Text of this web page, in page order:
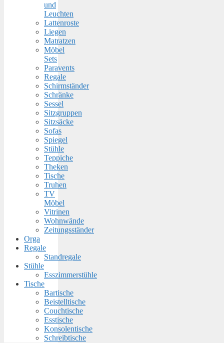
und
Leuchten
Lattenroste
Liegen
Matratzen
Möbel
Sets
Paravents
Regale
Schirmständer
Schränke
Sessel
Sitzgruppen
Sitzsäcke
Sofas
Spiegel
Stühle
Teppiche
Theken
Tische
Truhen
TV
Möbel
Vitrinen
Wohnwände
Zeitungsständer
Orga
Regale
Standregale
Stühle
Esszimmerstühle
Tische
Bartische
Beistelltische
Couchtische
Esstische
Konsolentische
Schreibtische